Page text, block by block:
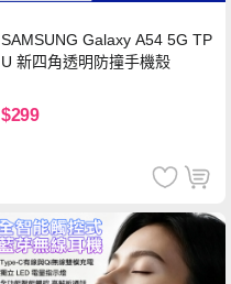
SAMSUNG Galaxy A54 5G TP
U 新四角透明防撞手機殼
$299